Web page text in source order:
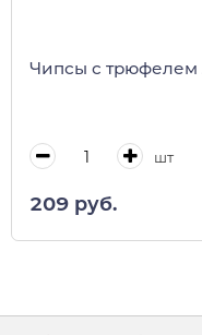
Чипсы с трюфелем
шт
209 руб.